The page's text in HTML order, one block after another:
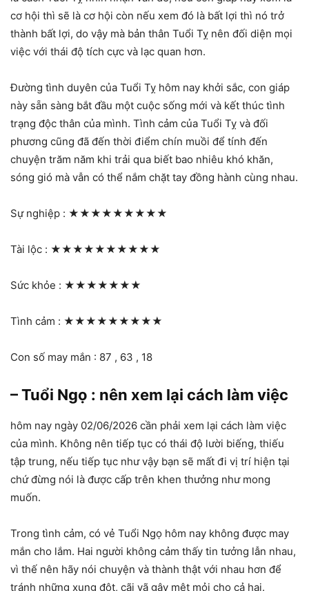
cơ hội thì sẽ là cơ hội còn nếu xem đó là bất lợi thì nó trở
thành bất lợi, do vậy mà bản thân Tuổi Tỵ nên đối diện mọi
việc với thái độ tích cực và lạc quan hơn.
Đường tình duyên của Tuổi Tỵ hôm nay khởi sắc, con giáp
này sẵn sàng bắt đầu một cuộc sống mới và kết thúc tình
trạng độc thân của mình. Tình cảm của Tuổi Tỵ và đối
phương cũng đã đến thời điểm chín muồi để tính đến
chuyện trăm năm khi trải qua biết bao nhiêu khó khăn,
sóng gió mà vẫn có thể nắm chặt tay đồng hành cùng nhau.
Sự nghiệp : ★★★★★★★★★
Tài lộc : ★★★★★★★★★★
Sức khỏe : ★★★★★★★
Tình cảm : ★★★★★★★★★
Con số may mắn : 87 , 63 , 18
– Tuổi Ngọ : nên xem lại cách làm việc
hôm nay ngày 02/06/2026 cần phải xem lại cách làm việc
của mình. Không nên tiếp tục có thái độ lười biếng, thiếu
tập trung, nếu tiếp tục như vậy bạn sẽ mất đi vị trí hiện tại
chứ đừng nói là được cấp trên khen thưởng như mong
muốn.
Trong tình cảm, có vẻ Tuổi Ngọ hôm nay không được may
mắn cho lắm. Hai người không cảm thấy tin tưởng lẫn nhau,
vì thế nên hãy nói chuyện và thành thật với nhau hơn để
tránh những xung đột, cãi vã gây mệt mỏi cho cả hai.